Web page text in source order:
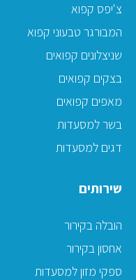
צ'יפס קפוא
המבורגר טבעוני קפוא
שניצלונים קפואים
בצקים קפואים
מאפים קפואים
בשר למסעדות
דגים למסעדות
שירותים
הובלה בקירור
אחסון בקירור
ספקי מזון למסעדות